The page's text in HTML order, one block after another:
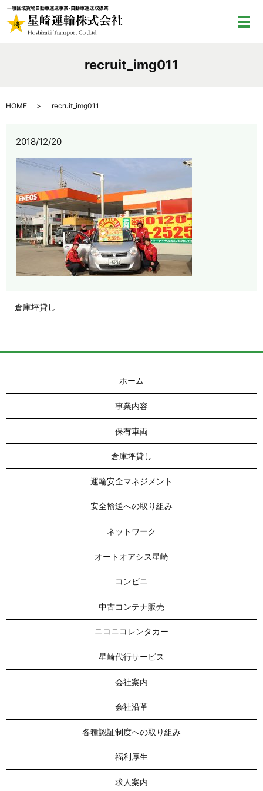
メ
recruit_img011
HOME recruit_img011
2018/12/20
倉庫坪貸し
ホーム
事業内容
保有車両
倉庫坪貸し
運輸安全マネジメント
安全輸送への取り組み
ネットワーク
オートオアシス星崎
コンビニ
中古コンテナ販売
ニコニコレンタカー
星崎代行サービス
会社案内
会社沿革
各種認証制度への取り組み
福利厚生
求人案内